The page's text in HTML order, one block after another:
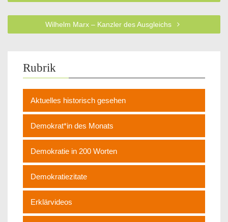
Wilhelm Marx – Kanzler des Ausgleichs
Rubrik
Aktuelles historisch gesehen
Demokrat*in des Monats
Demokratie in 200 Worten
Demokratiezitate
Erklärvideos